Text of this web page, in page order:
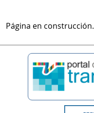
Página en construcción.